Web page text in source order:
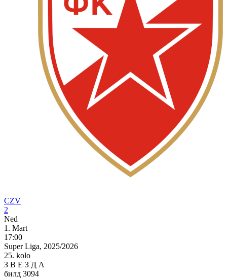
CZV
2
Ned
1. Mart
17:00
Super Liga, 2025/2026
25. kolo
З В Е З Д А
билд 3094